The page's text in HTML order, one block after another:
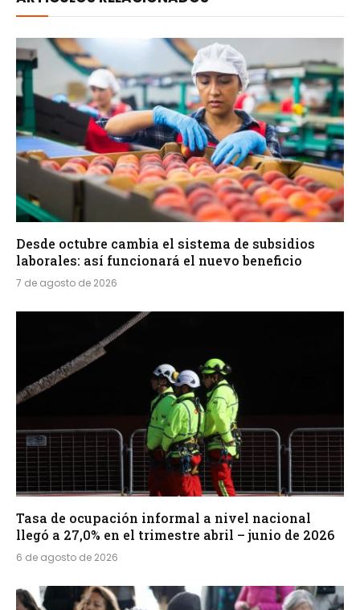
Desde octubre cambia el sistema de subsidios
laborales: así funcionará el nuevo beneficio
7 de agosto de 2026
Tasa de ocupación informal a nivel nacional
llegó a 27,0% en el trimestre abril – junio de 2026
6 de agosto de 2026